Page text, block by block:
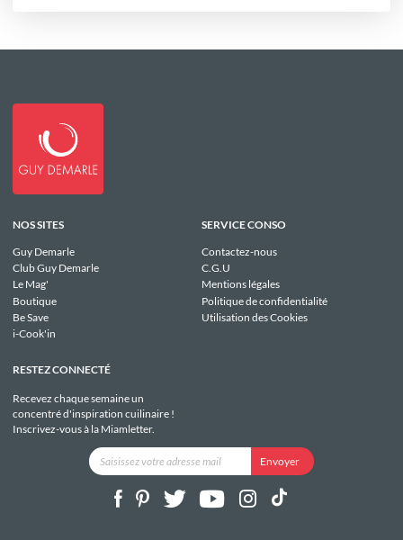
NOS SITES
Guy Demarle
Club Guy Demarle
Le Mag'
Boutique
Be Save
i-Cook'in
SERVICE CONSO
Contactez-nous
C.G.U
Mentions légales
Politique de confidentialité
Utilisation des Cookies
RESTEZ CONNECTÉ
Recevez chaque semaine un
concentré d'inspiration cuilinaire !
Inscrivez-vous à la Miamletter.